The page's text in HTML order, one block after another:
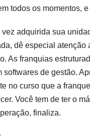
todos os momentos, e
vez adquirida sua
dê especial atenção
As franquias
softwares de gestão.
no curso que a
Você tem de ter o
finaliza.